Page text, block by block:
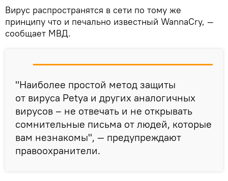
Вирус распространятся в сети по тому же
принципу что и печально известный WannaCry, —
сообщает МВД.
"Наиболее простой метод защиты
от вируса Petya и других аналогичных
вирусов – не отвечать и не открывать
сомнительные письма от людей, которые
вам незнакомы", — предупреждают
правоохранители.